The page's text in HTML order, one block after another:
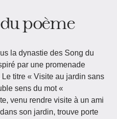
poème
la dynastie des Song du
par une promenade
titre « Visite au jardin sans
sens du mot «
venu rendre visite à un ami
son jardin, trouve porte